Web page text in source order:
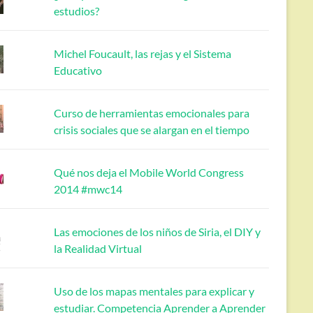
estudios?
Michel Foucault, las rejas y el Sistema
Educativo
Curso de herramientas emocionales para
crisis sociales que se alargan en el tiempo
Qué nos deja el Mobile World Congress
2014 #mwc14
Las emociones de los niños de Siria, el DIY y
la Realidad Virtual
Uso de los mapas mentales para explicar y
estudiar. Competencia Aprender a Aprender